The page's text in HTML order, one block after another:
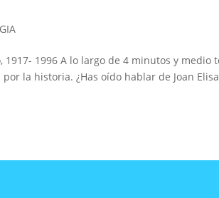
1917- 1996 A lo largo de 4 minutos y
la historia. ¿Has oído hablar de Joan